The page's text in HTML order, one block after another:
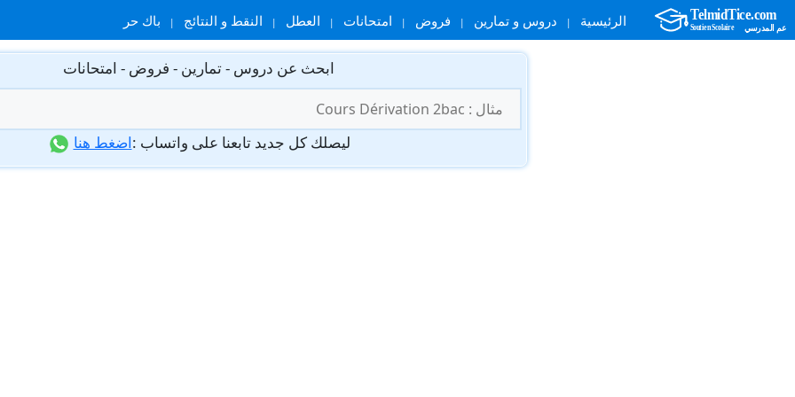
الرئيسية دروس و تمارين فروض امتحانات العطل النقط و النتائج باك حر
ابحث عن دروس - تمارين - فروض - امتحانات
عن:
ليصلك كل جديد تابعنا على واتساب :اضغط هنا